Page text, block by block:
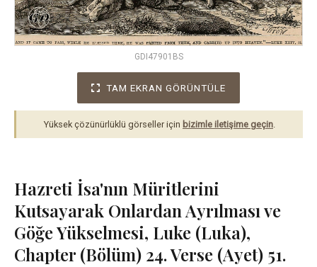
GDI47901BS
TAM EKRAN GÖRÜNTÜLE
Yüksek çözünürlüklü görseller için bizimle iletişime geçin.
Hazreti İsa'nın Müritlerini
Kutsayarak Onlardan Ayrılması ve
Göğe Yükselmesi, Luke (Luka),
Chapter (Bölüm) 24. Verse (Ayet) 51.